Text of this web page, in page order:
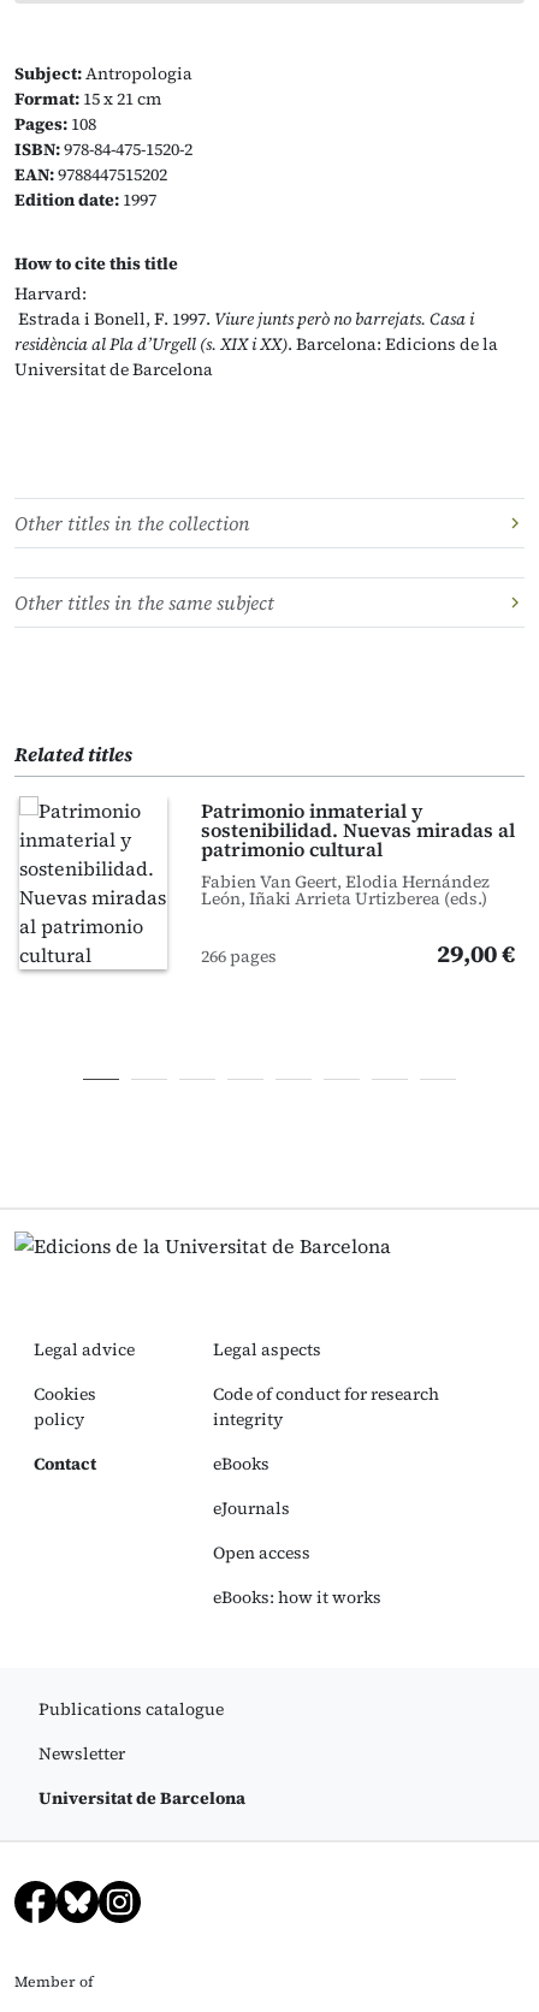
Subject:Antropologia
Format: 15 x 21 cm
Pages: 108
ISBN:978-84-475-1520-2
EAN:9788447515202
Edition date: 1997
How to cite this title
Harvard:
Estrada i Bonell, F. 1997. Viure junts però no barrejats. Casa i
residència al Pla d’Urgell (s. XIX i XX). Barcelona: Edicions de la
Universitat de Barcelona
Other titles in the collection
Other titles in the same subject
Related titles
Patrimonio inmaterial y
sostenibilidad. Nuevas miradas al
patrimonio cultural
Fabien Van Geert, Elodia Hernández
León, Iñaki Arrieta Urtizberea (eds.)
266 pages 29,00 €
Legal advice
Cookies
policy
Contact
Legal aspects
Code of conduct for research
integrity
eBooks
eJournals
Open access
eBooks: how it works
Publications catalogue
Newsletter
Universitat de Barcelona
Member of